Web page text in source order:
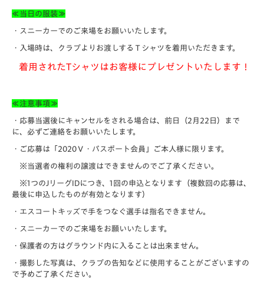
≪当日の服装≫
・スニーカーでのご来場をお願いいたします。
・入場時は、クラブよりお渡しするＴシャツを着用いただきます。
着用されたTシャツはお客様にプレゼントいたします！
≪注意事項≫
・応募当選後にキャンセルをされる場合は、前日（2月22日）まで
に、必ずご連絡をお願いいたします。
・ご応募は「2020Ｖ・パスポート会員」ご本人様に限ります。
※当選者の権利の譲渡はできませんのでご了承ください。
※1つのJリーグIDにつき、1回の申込となります（複数回の応募は、
最後に申込したものが有効となります）
・エスコートキッズで手をつなぐ選手は指名できません。
・スニーカーでのご来場をお願いいたします。
・保護者の方はグラウンド内に入ることは出来ません。
・ 撮影した写真は、クラブの告知などに使用することがございますの
で予めご了承ください。